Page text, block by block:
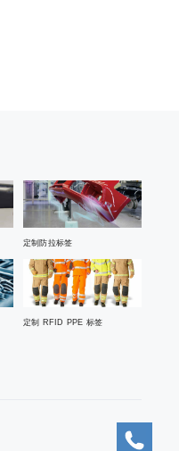
定制防拉标签
定制 RFID PPE 标签